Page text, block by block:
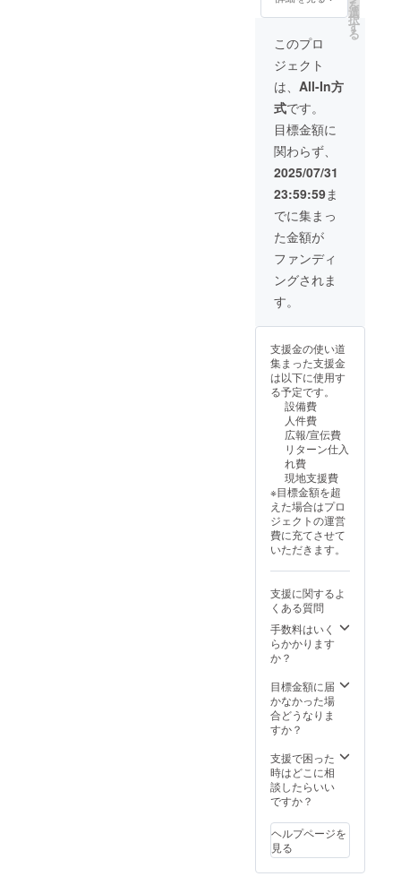
味期限
など詳
品ラベ
ルに記
載しま
す。
コー
（粉）
●原材
料：
コー
ヒー豆
●生豆生
産国：
ネパー
ル ●保
存方
法：高
温多湿
を避
け、涼
しい場
所で保
存 ●賞
味期限
品ラベ
ルに記
載しま
す。
原材
コー
ヒー豆
●生豆生
産国：
ル ●保
存方
法：高
温多湿
を避
け、涼
しい場
所で保
存 ●賞
味期限
など詳
細は商
品ラベ
す。
に役立
ます。
●内容：
ドリッ
プバッ
グコー
ヒー
（10g×
10袋）
ト ●名
称：レ
ギュ
ラー
コー
ヒー
（粉）
コー
ヒー豆
（生豆
生産
国：ネ
パー
ル）●保
存方
法：高
温多湿
を避
け、涼
しい場
所で保
存 ●賞
味期限
など詳
細は商
品ラベ
ルに記
載しま
す。
です。
初回に
は限定
オリジ
ナルT
シャツ
と特製
マグ
カップ
＆ソー
サーを
プレゼ
ント。
極上の
一杯と
とも
に、1年
間贅沢
をお楽
しみく
ださ
い。 ◆
毎月お
届けす
る内容
（以下
から選
択）：
・ド
リップ
バッグ
コー
ヒー
（10袋
×2セッ
ト） ・
ヒー豆
または
粉
（200g
限定特
典： ・
オリジ
グカッ
プ ・木
製ソー
サー・
ナルT
シャツ
●内容：
コー
価格
1,500円
（送料
込） カ
トマン
ズゴー
ルドの
味わい
を手軽
に楽し
める、
ドリッ
プバッ
グ3袋の
お試し
セット
です。
CAMPF
IRE終了
後に
の公式
トでご
利用い
ただけ
る1,000
円分の
クーポ
ン付き
で、大
な内容
となっ
ていま
す。売
上の一
部はネ
パール
もたち
の教育
支援に
役立て
られま
内容：
ドリッ
プバッ
グコー
（10g）
●名称：
レギュ
ラー
ヒー
（粉）
●原材
料：
を
選
択
す
る
このプロ
ジェクト
は、 All-In方
式です。
目標金額に
関わらず、
2025/07/31
23:59:59ま
でに集まっ
た金額が
ファンディ
ングされま
す。
支援金の使い道
集まった支援金
は以下に使用す
る予定です。
設備費
人件費
広報/宣伝費
リターン仕入
れ費
現地支援費
※目標金額を超
えた場合はプロ
ジェクトの運営
費に充てさせて
いただきます。
支援に関するよ
くある質問
手数料はいく
らかかります
か？
目標金額に届
かなかった場
合どうなりま
すか？
支援で困った
時はどこに相
談したらいい
ですか？
ヘルプページを
見る